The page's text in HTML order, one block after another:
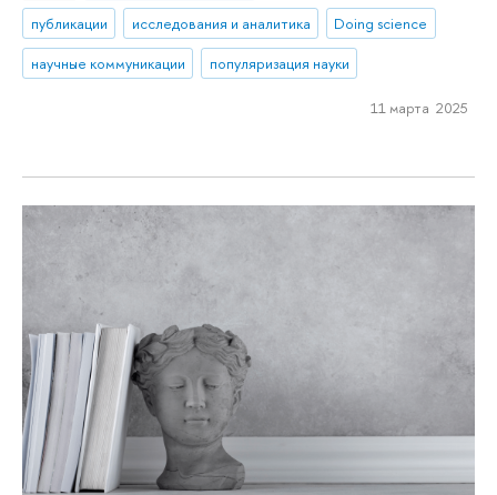
публикации
исследования и аналитика
Doing science
научные коммуникации
популяризация науки
11 марта 2025